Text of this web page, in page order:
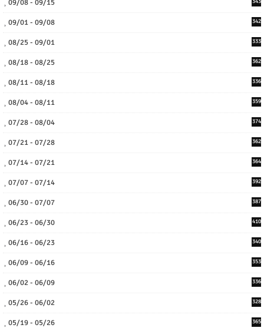
09/08 - 09/15
09/01 - 09/08 342
08/25 - 09/01 333
08/18 - 08/25 362
08/11 - 08/18 336
08/04 - 08/11 359
07/28 - 08/04 374
07/21 - 07/28 362
07/14 - 07/21 364
07/07 - 07/14 392
06/30 - 07/07 387
06/23 - 06/30 410
06/16 - 06/23 340
06/09 - 06/16 353
06/02 - 06/09 336
05/26 - 06/02 328
05/19 - 05/26 365